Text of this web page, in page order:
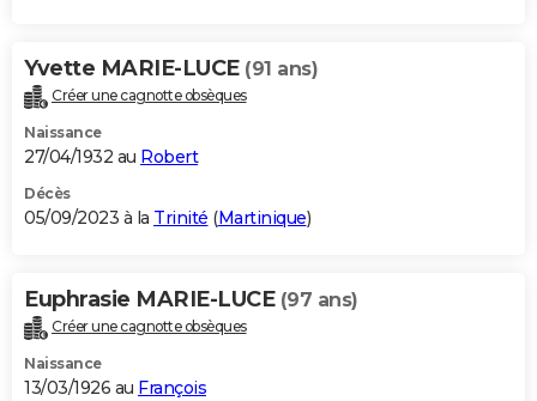
Yvette MARIE-LUCE (91 ans)
Créer une cagnotte obsèques
Naissance
27/04/1932 au Robert
Décès
05/09/2023 à la Trinité (Martinique)
Euphrasie MARIE-LUCE (97 ans)
Créer une cagnotte obsèques
Naissance
13/03/1926 au François